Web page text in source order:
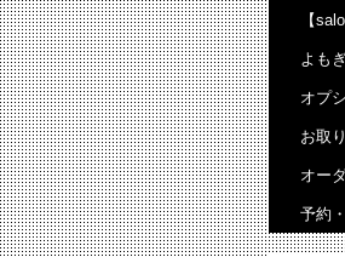
【
よも
オプ
お取
オー
予約